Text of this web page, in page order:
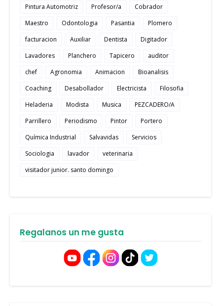
Pintura Automotriz Profesor/a
Cobrador
Maestro
Odontologia Pasantia
Plomero
facturacion
Auxiliar Dentista
Digitador
Lavadores
Planchero Tapicero
auditor
chef
Agronomia Animacion
Bioanalisis
Coaching
Desabollador Electricista
Filosofia
Heladeria
Modista Musica
PEZCADERO/A
Parrillero
Periodismo Pintor
Portero
Química Industrial
Salvavidas
Servicios
Sociologia
lavador
veterinaria
visitador junior. santo domingo
Regalanos un me gusta